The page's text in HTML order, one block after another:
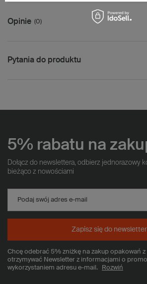
Opinie (0)
Pytania do produktu
5% rabatu na
Dołącz do newslettera, odbierz jednorazowy
bieżąco z nowościami
Podaj swój adres e-mail
Chcę odebrać 5% zniżkę na zakup opakowań z
otrzymywać Newsletter z informacjami o
wykorzystaniem adresu e-mail.
Rozwiń
Zapisz się do